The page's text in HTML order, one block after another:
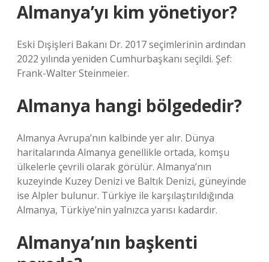
Almanya’yı kim yönetiyor?
Eski Dışişleri Bakanı Dr. 2017 seçimlerinin ardından
2022 yılında yeniden Cumhurbaşkanı seçildi. Şef:
Frank-Walter Steinmeier.
Almanya hangi bölgededir?
Almanya Avrupa’nın kalbinde yer alır. Dünya
haritalarında Almanya genellikle ortada, komşu
ülkelerle çevrili olarak görülür. Almanya’nın
kuzeyinde Kuzey Denizi ve Baltık Denizi, güneyinde
ise Alpler bulunur. Türkiye ile karşılaştırıldığında
Almanya, Türkiye’nin yalnızca yarısı kadardır.
Almanya’nın başkenti